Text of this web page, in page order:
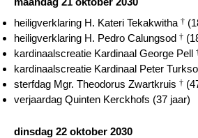
heiligverklaring H. Kateri Tekakwitha †
heiligverklaring H. Pedro Calungsod †
kardinaalscreatie Kardinaal George Pell
kardinaalscreatie Kardinaal Peter
sterfdag Mgr. Theodorus Zwartkruis †
verjaardag Quinten Kerckhofs (37 jaar)
dinsdag 22 oktober 2030